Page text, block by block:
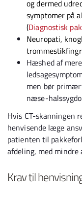
og dermed
symptomer på
(Diagnostisk
Neuropati,
Hæshed af
men bør
næse-
Hvis CT-skanningen
henvisende læge
patienten til
afdeling, med
Krav til